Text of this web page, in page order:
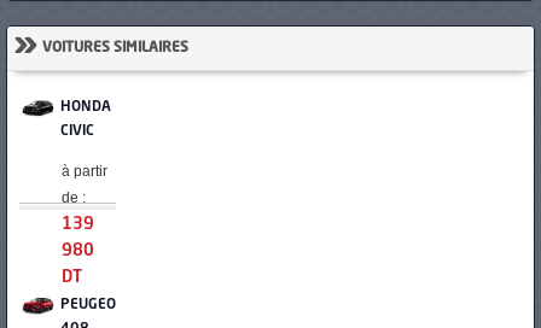
» VOITURES SIMILAIRES
HONDA
CIVIC
à partir
de :
139
980
DT
PEUGEOT